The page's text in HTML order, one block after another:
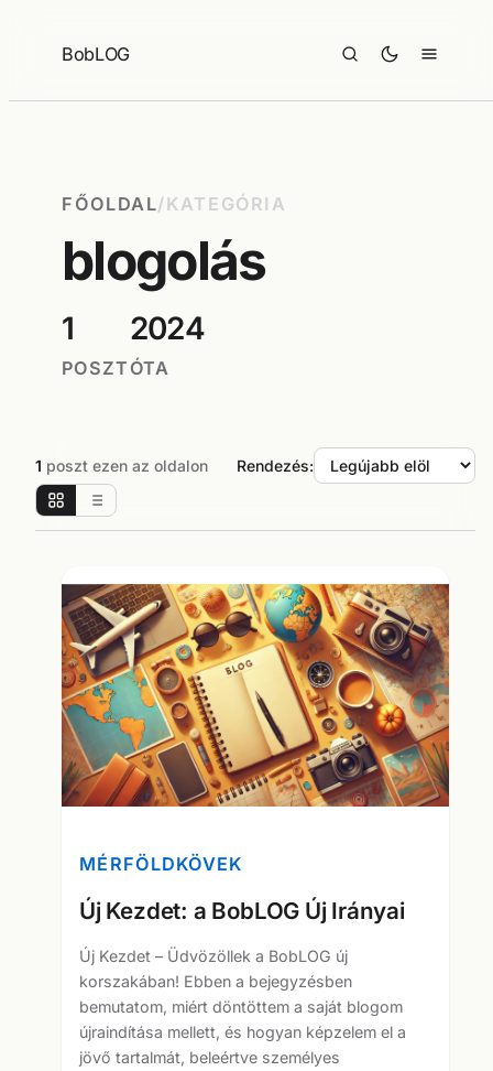
BobLOG
FŐOLDAL/KATEGÓRIA
blogolás
1
POSZT
2024
ÓTA
1 poszt ezen az oldalon Rendezés:
MÉRFÖLDKÖVEK
Új Kezdet: a BobLOG Új Irányai
Új Kezdet – Üdvözöllek a BobLOG új
korszakában! Ebben a bejegyzésben
bemutatom, miért döntöttem a saját blogom
újraindítása mellett, és hogyan képzelem el a
jövő tartalmát, beleértve személyes